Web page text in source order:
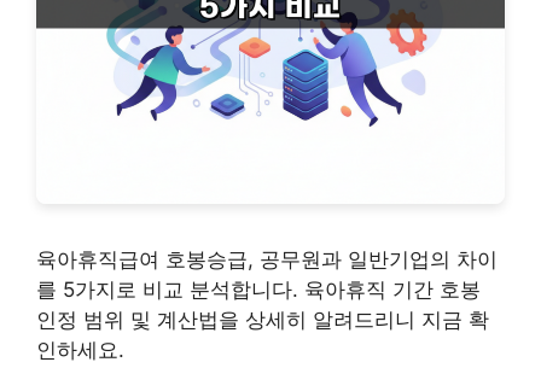
육아휴직급여 호봉승급, 공무원과 일반기업의 차이
를 5가지로 비교 분석합니다. 육아휴직 기간 호봉
인정 범위 및 계산법을 상세히 알려드리니 지금 확
인하세요.